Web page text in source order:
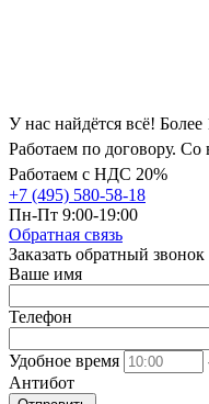
У нас найдётся всё! Более
Работаем по договору.
Работаем с НДС 20%
+7 (495) 580-58-18
Пн-Пт 9:00-19:00
Обратная связь
Заказать обратный звонок
Ваше имя
Телефон
Удобное время
Антибот